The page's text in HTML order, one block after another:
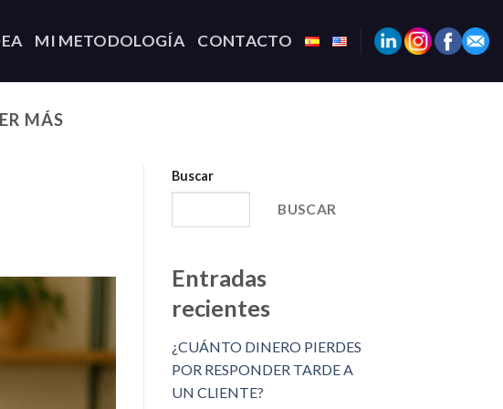
MI METODOLOGÍA CONTACTO
MÁS
Buscar
BUSCAR
Entradas
recientes
¿CUÁNTO DINERO PIERDES
POR RESPONDER TARDE A
UN CLIENTE?